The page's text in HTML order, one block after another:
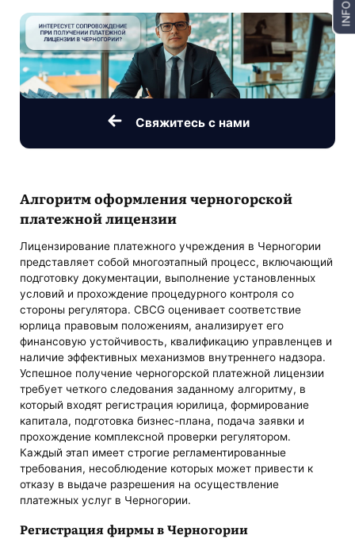
Свяжитесь с нами
Алгоритм оформления черногорской
платежной лицензии
Лицензирование платежного учреждения в Черногории
представляет собой многоэтапный процесс, включающий
подготовку документации, выполнение установленных
условий и прохождение процедурного контроля со
стороны регулятора. CBCG оценивает соответствие
юрлица правовым положениям, анализирует его
финансовую устойчивость, квалификацию управленцев и
наличие эффективных механизмов внутреннего надзора.
Успешное получение черногорской платежной лицензии
требует четкого следования заданному алгоритму, в
который входят регистрация юрилица, формирование
капитала, подготовка бизнес-плана, подача заявки и
прохождение комплексной проверки регулятором.
Каждый этап имеет строгие регламентированные
требования, несоблюдение которых может привести к
отказу в выдаче разрешения на осуществление
платежных услуг в Черногории.
Регистрация фирмы в Черногории
INFO